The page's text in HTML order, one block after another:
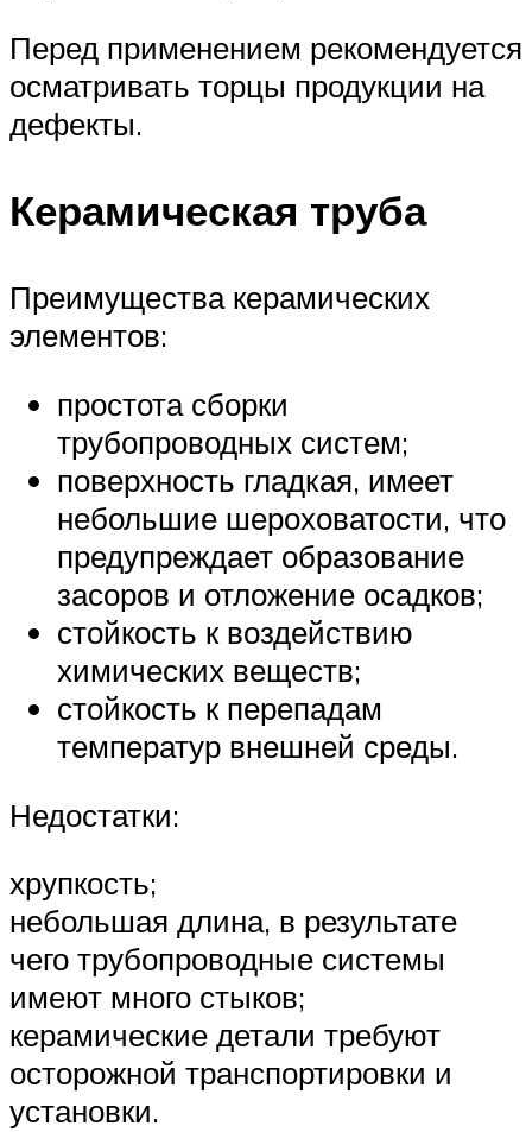
Перед применением рекомендуется
осматривать торцы продукции на
дефекты.
Керамическая труба
Преимущества керамических
элементов:
простота сборки
трубопроводных систем;
поверхность гладкая, имеет
небольшие шероховатости, что
предупреждает образование
засоров и отложение осадков;
стойкость к воздействию
химических веществ;
стойкость к перепадам
температур внешней среды.
Недостатки:
хрупкость;
небольшая длина, в результате
чего трубопроводные системы
имеют много стыков;
керамические детали требуют
осторожной транспортировки и
установки.